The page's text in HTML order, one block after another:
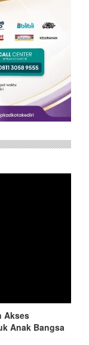
Akses
Anak Bangsa